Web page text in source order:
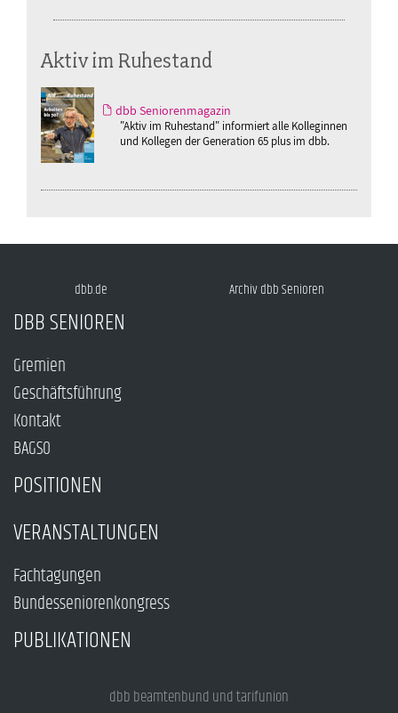
Aktiv im Ruhestand
dbb Seniorenmagazin
"Aktiv im Ruhestand" informiert alle Kolleginnen
und Kollegen der Generation 65 plus im dbb.
dbb.de Archiv dbb Senioren
DBB SENIOREN
Gremien
Geschäftsführung
Kontakt
BAGSO
POSITIONEN
VERANSTALTUNGEN
Fachtagungen
Bundesseniorenkongress
PUBLIKATIONEN
dbb beamtenbund und tarifunion